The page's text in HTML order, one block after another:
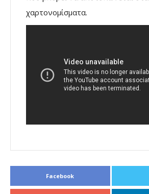
χαρτονομίσματα.
Facebook